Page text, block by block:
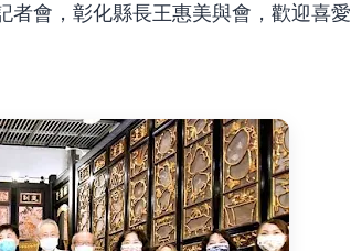
者會，彰化縣長王惠美與會，歡迎喜愛